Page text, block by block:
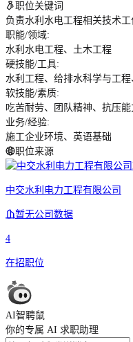
职位关键词
负责水利水电工程相关技术
职能/领域:
水利水电工程、土木工程
硬技能/工具:
水利工程、给排水科学与工
软技能/素质:
吃苦耐劳、团队精神、抗压
业务/经验:
施工企业环境、英语基础
职位来源
中交水利电力工程有限公司
暂无公司数据
4
在招职位
AI智聘鼠
你的专属 AI 求职助理